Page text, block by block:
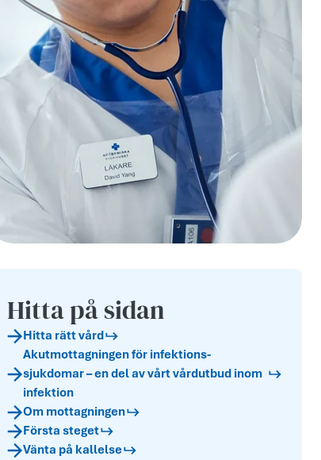
Hitta på sidan
Hitta rätt vård
Akutmottagningen för infektions­
sjukdomar – en del av vårt vårdutbud inom
infektion
Om mottagningen
Första steget
Vänta på kallelse